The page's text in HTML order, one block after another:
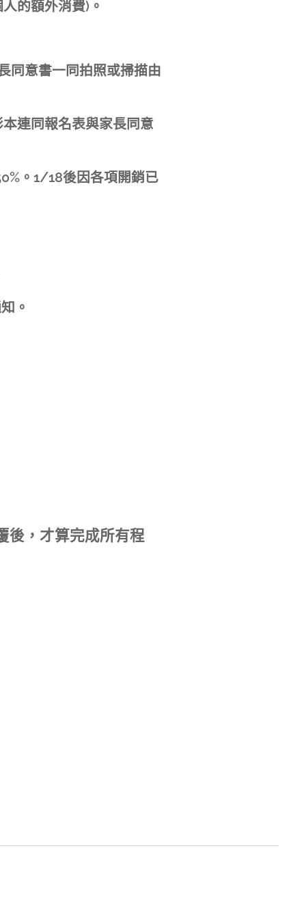
的額外消費)。
同意書一同拍照或掃描由
連同報名表與家長同意
。1/18後因各項開銷已
。
後，才算完成所有程